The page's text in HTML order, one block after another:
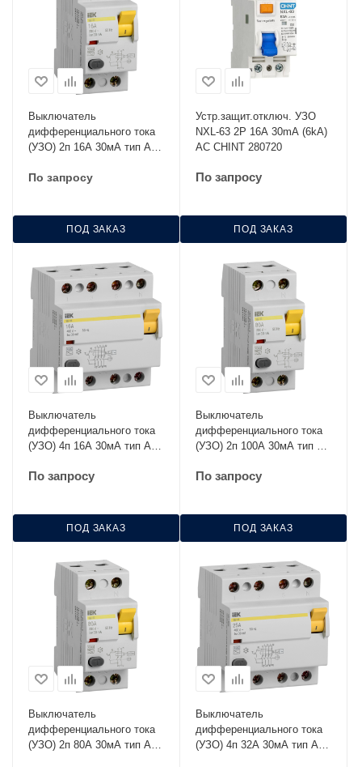
Выключатель
дифференциального тока
(УЗО) 2п 16А 30мА тип AC
030
По запросу
ПОД ЗАКАЗ
Устр.защит.отключ. УЗО
NXL-63 2P 16A 30mA (6kA)
AC CHINT 280720
По запросу
ПОД ЗАКАЗ
Выключатель
дифференциального тока
(УЗО) 4п 16А 30мА тип AC
030
По запросу
ПОД ЗАКАЗ
Выключатель
дифференциального тока
(УЗО) 2п 100А 30мА тип AC
030
По запросу
ПОД ЗАКАЗ
Выключатель
дифференциального тока
(УЗО) 2п 80А 30мА тип AC
Выключатель
дифференциального тока
(УЗО) 4п 32А 30мА тип AC